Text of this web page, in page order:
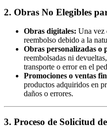
2. Obras No Elegibles
Obras digitales: Una vez
reembolso debido a la
Obras personalizadas o
reembolsadas ni
transporte o error en el
Promociones o ventas
productos adquiridos en
daños o errores.
3. Proceso de Solicitud